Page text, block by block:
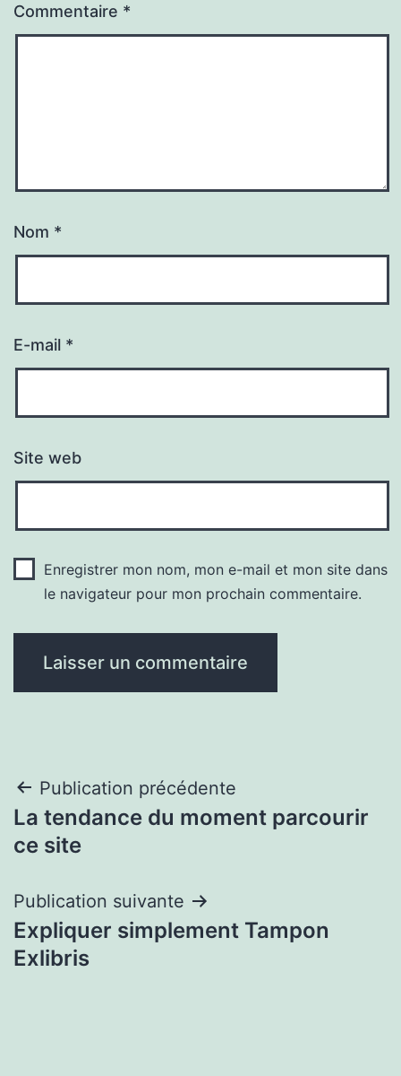
Commentaire *
Nom *
E-mail *
Site web
Enregistrer mon nom, mon e-mail et mon site dans
le navigateur pour mon prochain commentaire.
Navigation
de
Publication précédente
La tendance du moment parcourir
ce site
Publication suivante
Expliquer simplement Tampon
Exlibris